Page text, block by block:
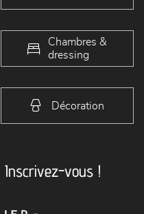
Chambres &
dressing
Décoration
Inscrivez-vous !